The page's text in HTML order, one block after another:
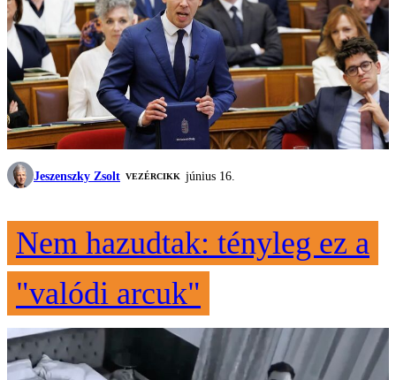
Jeszenszky Zsolt VEZÉRCIKK június 16.
Nem hazudtak: tényleg ez a
"valódi arcuk"